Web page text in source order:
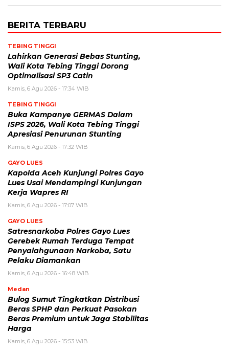
BERITA TERBARU
TEBING TINGGI
Lahirkan Generasi Bebas Stunting,
Wali Kota Tebing Tinggi Dorong
Optimalisasi SP3 Catin
Kamis, 6 Agu 2026 - 17:34 WIB
TEBING TINGGI
Buka Kampanye GERMAS Dalam
ISPS 2026, Wali Kota Tebing Tinggi
Apresiasi Penurunan Stunting
Kamis, 6 Agu 2026 - 17:32 WIB
GAYO LUES
Kapolda Aceh Kunjungi Polres Gayo
Lues Usai Mendampingi Kunjungan
Kerja Wapres RI
Kamis, 6 Agu 2026 - 17:07 WIB
GAYO LUES
Satresnarkoba Polres Gayo Lues
Gerebek Rumah Terduga Tempat
Penyalahgunaan Narkoba, Satu
Pelaku Diamankan
Kamis, 6 Agu 2026 - 16:48 WIB
Medan
Bulog Sumut Tingkatkan Distribusi
Beras SPHP dan Perkuat Pasokan
Beras Premium untuk Jaga Stabilitas
Harga
Kamis, 6 Agu 2026 - 15:53 WIB